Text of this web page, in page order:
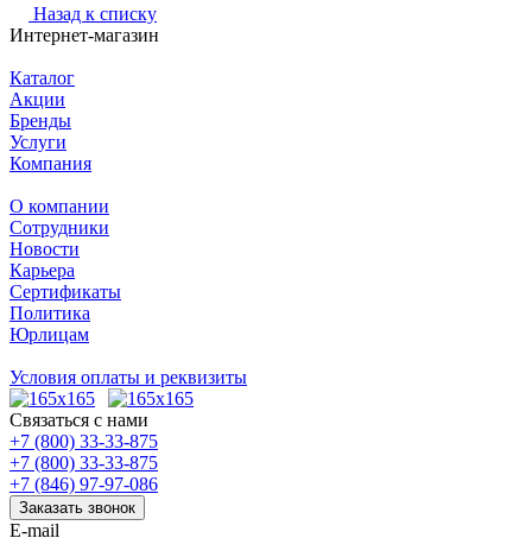
Назад к списку
Интернет-магазин
Каталог
Акции
Бренды
Услуги
Компания
О компании
Сотрудники
Новости
Карьера
Сертификаты
Политика
Юрлицам
Условия оплаты и реквизиты
Связаться с нами
+7 (800) 33-33-875
+7 (800) 33-33-875
+7 (846) 97-97-086
Заказать звонок
E-mail